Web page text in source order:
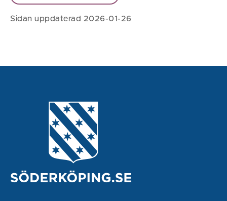
Sidan uppdaterad 2026-01-26